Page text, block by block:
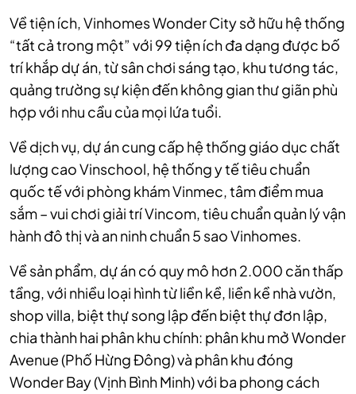
Về tiện ích, Vinhomes Wonder City sở hữu hệ thống
“tất cả trong một” với 99 tiện ích đa dạng được bố
trí khắp dự án, từ sân chơi sáng tạo, khu tương tác,
quảng trường sự kiện đến không gian thư giãn phù
hợp với nhu cầu của mọi lứa tuổi.
Về dịch vụ, dự án cung cấp hệ thống giáo dục chất
lượng cao Vinschool, hệ thống y tế tiêu chuẩn
quốc tế với phòng khám Vinmec, tâm điểm mua
sắm – vui chơi giải trí Vincom, tiêu chuẩn quản lý vận
hành đô thị và an ninh chuẩn 5 sao Vinhomes.
Về sản phẩm, dự án có quy mô hơn 2.000 căn thấp
tầng, với nhiều loại hình từ liền kề, liền kề nhà vườn,
shop villa, biệt thự song lập đến biệt thự đơn lập,
chia thành hai phân khu chính: phân khu mở Wonder
Avenue (Phố Hừng Đông) và phân khu đóng
Wonder Bay (Vịnh Bình Minh) với ba phong cách